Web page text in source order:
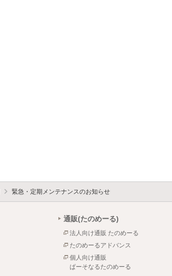
緊急・定期メンテナンスのお知らせ
通販(たのめーる)
法人向け通販 たのめーる
たのめーるアドバンス
個人向け通販
ぱーそなるたのめーる